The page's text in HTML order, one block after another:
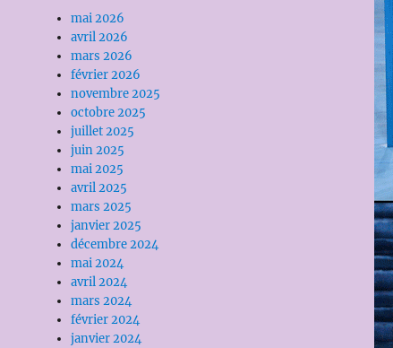
mai 2026
avril 2026
mars 2026
février 2026
novembre 2025
octobre 2025
juillet 2025
juin 2025
mai 2025
avril 2025
mars 2025
janvier 2025
décembre 2024
mai 2024
avril 2024
mars 2024
février 2024
janvier 2024